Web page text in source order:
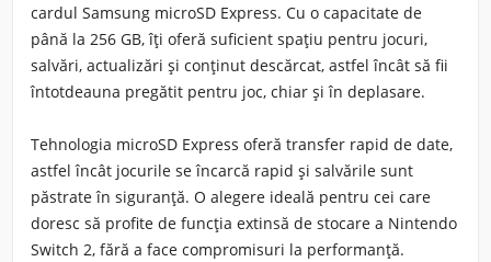
cardul Samsung microSD Express. Cu o capacitate de
până la 256 GB, îți oferă suficient spațiu pentru jocuri,
salvări, actualizări și conținut descărcat, astfel încât să fii
întotdeauna pregătit pentru joc, chiar și în deplasare.
Tehnologia microSD Express oferă transfer rapid de date,
astfel încât jocurile se încarcă rapid și salvările sunt
păstrate în siguranță. O alegere ideală pentru cei care
doresc să profite de funcția extinsă de stocare a Nintendo
Switch 2, fără a face compromisuri la performanță.